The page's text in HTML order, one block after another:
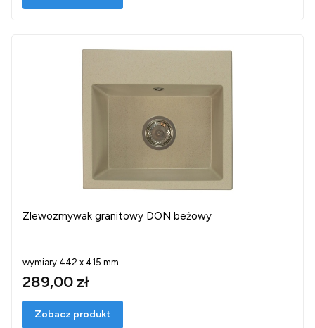
Zlewozmywak granitowy DON beżowy
wymiary 442 x 415 mm
289,00 zł
Zobacz produkt